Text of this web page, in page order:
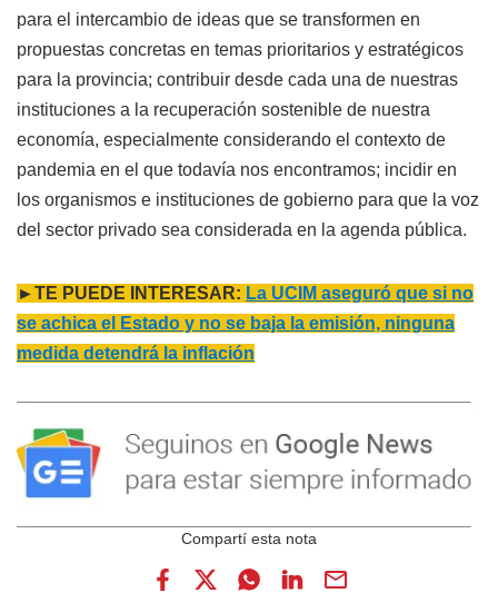
para el intercambio de ideas que se transformen en
propuestas concretas en temas prioritarios y estratégicos
para la provincia; contribuir desde cada una de nuestras
instituciones a la recuperación sostenible de nuestra
economía, especialmente considerando el contexto de
pandemia en el que todavía nos encontramos; incidir en
los organismos e instituciones de gobierno para que la voz
del sector privado sea considerada en la agenda pública.
►TE PUEDE INTERESAR: La UCIM aseguró que si no
se achica el Estado y no se baja la emisión, ninguna
medida detendrá la inflación